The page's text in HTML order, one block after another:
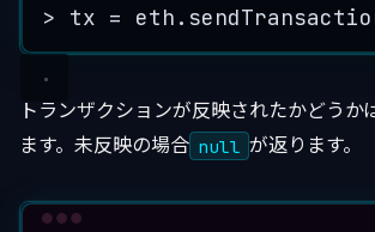
> tx =
トランザクションが反映されたかどうか
ます。未反映の場合 null が返ります。